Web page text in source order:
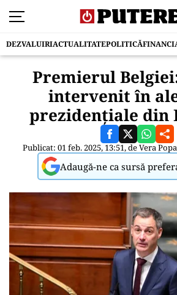
DEZVALUIRIACTUALITATEPOLITICĂ
Premierul
intervenit în
prezidențiale din
Publicat: 01 feb. 2025, 13:51, deVera Popa
Adaugă-ne ca sursă